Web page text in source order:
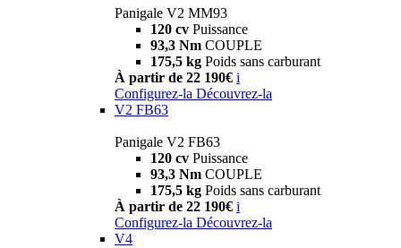
Panigale V2 MM93
120 cv Puissance
93,3 Nm COUPLE
175,5 kg Poids sans carburant
À partir de 22 190€ i
Configurez-la Découvrez-la
V2 FB63
Panigale V2 FB63
120 cv Puissance
93,3 Nm COUPLE
175,5 kg Poids sans carburant
À partir de 22 190€ i
Configurez-la Découvrez-la
V4